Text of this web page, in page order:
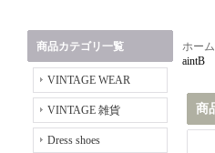
商品カテゴリ一覧
VINTAGE WEAR
VINTAGE 雑貨
Dress shoes
ホーム
aintB
商